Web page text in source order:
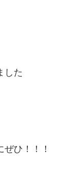
した
ひ！！！